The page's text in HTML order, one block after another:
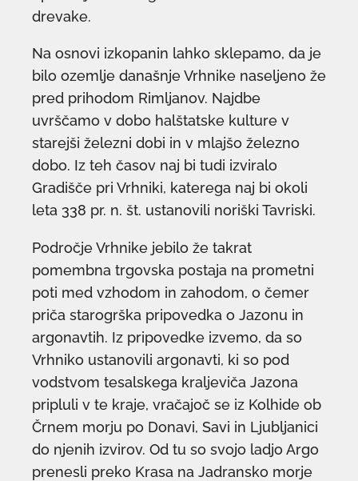
drevake.
Na osnovi izkopanin lahko sklepamo, da je
bilo ozemlje današnje Vrhnike naseljeno že
pred prihodom Rimljanov. Najdbe
uvrščamo v dobo halštatske kulture v
starejši železni dobi in v mlajšo železno
dobo. Iz teh časov naj bi tudi izviralo
Gradišče pri Vrhniki, katerega naj bi okoli
leta 338 pr. n. št. ustanovili noriški Tavriski.
Področje Vrhnike jebilo že takrat
pomembna trgovska postaja na prometni
poti med vzhodom in zahodom, o čemer
priča starogrška pripovedka o Jazonu in
argonavtih. Iz pripovedke izvemo, da so
Vrhniko ustanovili argonavti, ki so pod
vodstvom tesalskega kraljeviča Jazona
pripluli v te kraje, vračajoč se iz Kolhide ob
Črnem morju po Donavi, Savi in Ljubljanici
do njenih izvirov. Od tu so svojo ladjo Argo
prenesli preko Krasa na Jadransko morje